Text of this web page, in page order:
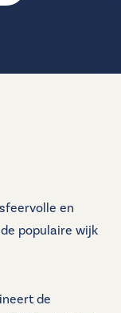
en
populaire wijk
de